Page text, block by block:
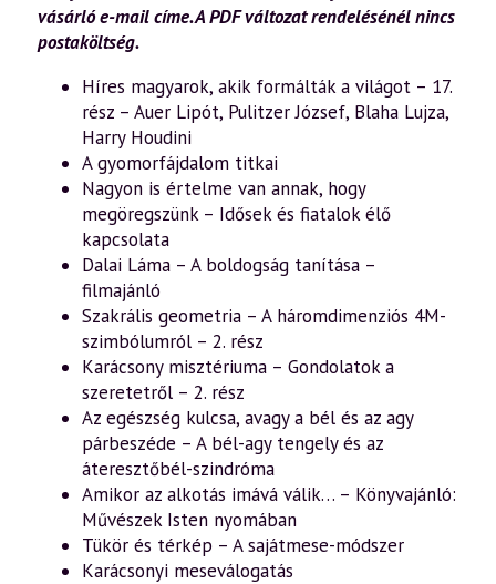
vásárló e-mail címe. A PDF változat rendelésénél nincs
postaköltség.
Híres magyarok, akik formálták a világot – 17.
rész – Auer Lipót, Pulitzer József, Blaha Lujza,
Harry Houdini
A gyomorfájdalom titkai
Nagyon is értelme van annak, hogy
megöregszünk – Idősek és fiatalok élő
kapcsolata
Dalai Láma – A boldogság tanítása –
filmajánló
Szakrális geometria – A háromdimenziós 4M-
szimbólumról – 2. rész
Karácsony misztériuma – Gondolatok a
szeretetről – 2. rész
Az egészség kulcsa, avagy a bél és az agy
párbeszéde – A bél-agy tengely és az
áteresztőbél-szindróma
Amikor az alkotás imává válik… – Könyvajánló:
Művészek Isten nyomában
Tükör és térkép – A sajátmese-módszer
Karácsonyi meseválogatás